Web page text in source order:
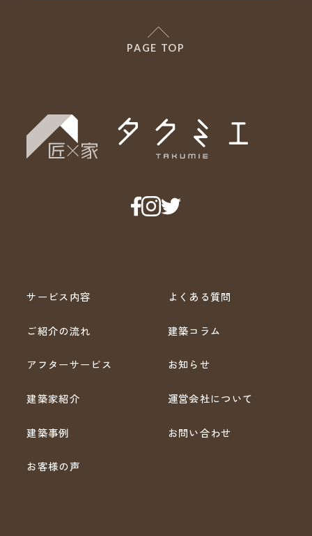
PAGE TOP
サービス内容
ご紹介の流れ
アフターサービス
建築家紹介
建築事例
お客様の声
よくある質問
建築コラム
お知らせ
運営会社について
お問い合わせ